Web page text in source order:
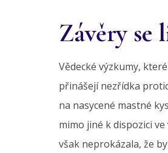
Závěry se
Vědecké výzkumy,
přinášejí nezřídka
na nasycené mastné
mimo jiné k dispozici
však neprokázala, že